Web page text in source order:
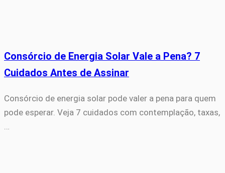
Consórcio de Energia Solar Vale a Pena? 7
Cuidados Antes de Assinar
Consórcio de energia solar pode valer a pena para quem
pode esperar. Veja 7 cuidados com contemplação, taxas,